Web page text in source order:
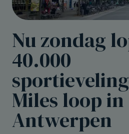
Nu zondag
40.000
Miles loop in
Antwerpen